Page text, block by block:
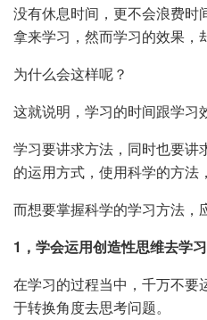
没有休息时间，更不会浪费时
拿来学习，然而学习的效果，
为什么会这样呢？
这就说明，学习的时间跟学习
学习要讲求方法，同时也要讲
的运用方式，使用科学的方法
而想要掌握科学的学习方法，
1，学会运用创造性思维去学习
在学习的过程当中，千万不要
于转换角度去思考问题。